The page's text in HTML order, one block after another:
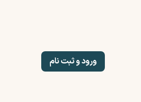
ورود و ثبت نام